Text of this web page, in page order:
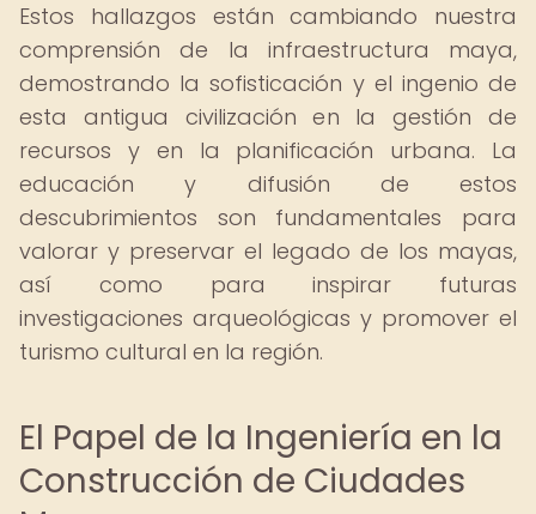
Estos hallazgos están cambiando nuestra
comprensión de la infraestructura maya,
demostrando la sofisticación y el ingenio de
esta antigua civilización en la gestión de
recursos y en la planificación urbana. La
educación y difusión de estos
descubrimientos son fundamentales para
valorar y preservar el legado de los mayas,
así como para inspirar futuras
investigaciones arqueológicas y promover el
turismo cultural en la región.
El Papel de la Ingeniería en la
Construcción de Ciudades